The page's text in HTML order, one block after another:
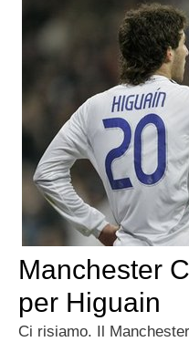
Manchester
per Higuain
Ci risiamo. Il